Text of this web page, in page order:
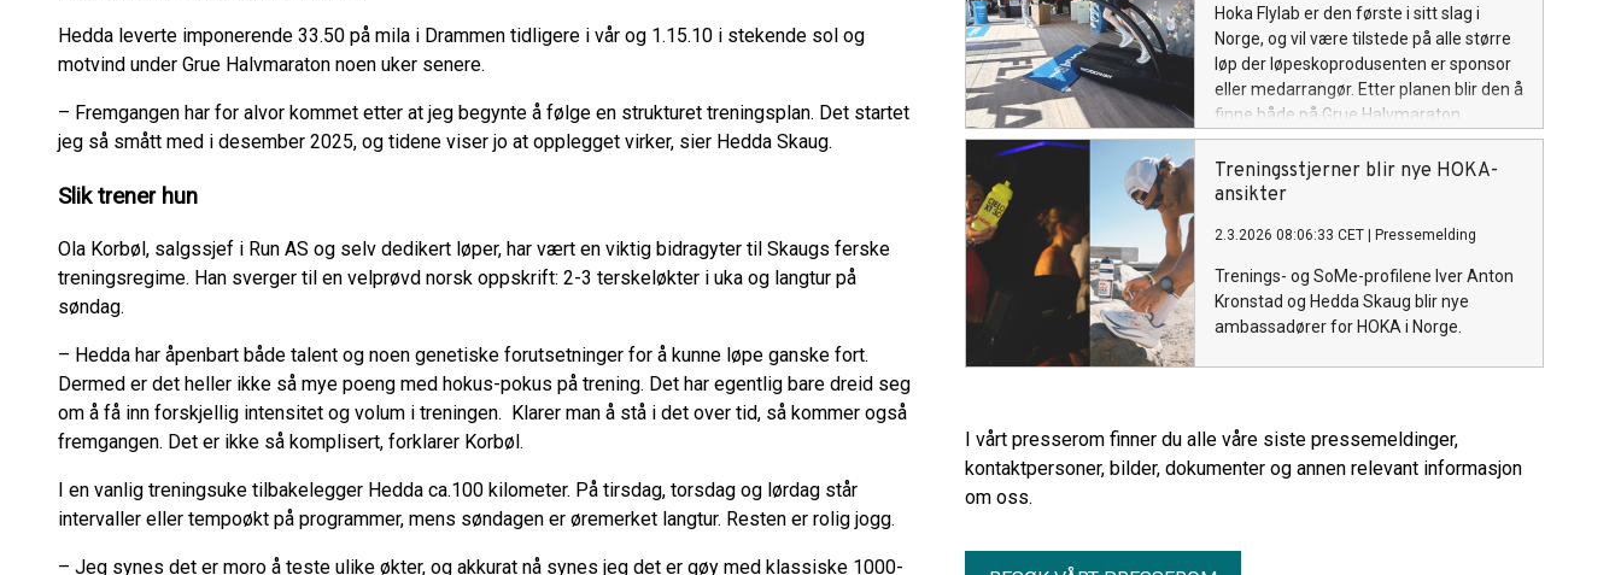
Hedda leverte imponerende 33.50 på mila i Drammen tidligere i vår og 1.15.10 i stekende sol og
motvind under Grue Halvmaraton noen uker senere.
– Fremgangen har for alvor kommet etter at jeg begynte å følge en strukturet treningsplan. Det startet
jeg så smått med i desember 2025, og tidene viser jo at opplegget virker, sier Hedda Skaug.
Slik trener hun
Ola Korbøl, salgssjef i Run AS og selv dedikert løper, har vært en viktig bidragyter til Skaugs ferske
treningsregime. Han sverger til en velprøvd norsk oppskrift: 2-3 terskeløkter i uka og langtur på
søndag.
– Hedda har åpenbart både talent og noen genetiske forutsetninger for å kunne løpe ganske fort.
Dermed er det heller ikke så mye poeng med hokus-pokus på trening. Det har egentlig bare dreid seg
om å få inn forskjellig intensitet og volum i treningen. Klarer man å stå i det over tid, så kommer også
fremgangen. Det er ikke så komplisert, forklarer Korbøl.
I en vanlig treningsuke tilbakelegger Hedda ca.100 kilometer. På tirsdag, torsdag og lørdag står
intervaller eller tempoøkt på programmer, mens søndagen er øremerket langtur. Resten er rolig jogg.
– Jeg synes det er moro å teste ulike økter, og akkurat nå synes jeg det er gøy med klassiske 1000-
Hoka Flylab er den første i sitt slag i
Norge, og vil være tilstede på alle større
løp der løpeskoprodusenten er sponsor
eller medarrangør. Etter planen blir den å
finne både på Grue Halvmaraton,
Norefjell Trail og Lofoten Skyrace.
Treningsstjerner blir nye HOKA-
ansikter
2.3.2026 08:06:33 CET Pressemelding
Trenings- og SoMe-profilene Iver Anton
Kronstad og Hedda Skaug blir nye
ambassadører for HOKA i Norge.
I vårt presserom finner du alle våre siste pressemeldinger,
kontaktpersoner, bilder, dokumenter og annen relevant informasjon
om oss.